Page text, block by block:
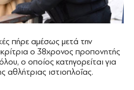
πήρε αμέσως μετά την
ο 38χρονος προπονητής
ο οποίος κατηγορείται για
αθλήτριας ιστιοπλοΐας.